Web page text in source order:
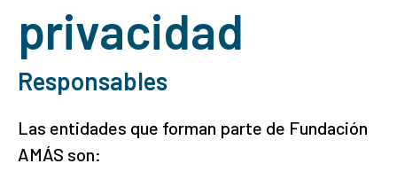
privacidad
Responsables
Las entidades que forman parte de Fundación
AMÁS son: